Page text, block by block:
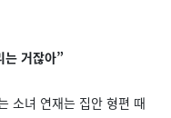
는 거잖아”
소녀 연재는 집안 형편 때